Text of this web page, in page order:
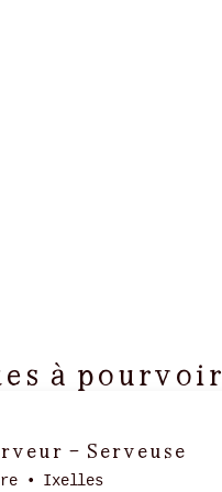
à pourvoir
- Serveuse
• Ixelles